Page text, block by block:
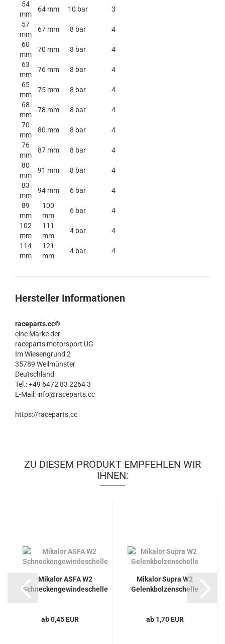
54
mm
64 mm 10 bar
3
57
mm
67 mm 8 bar
4
60
mm
70 mm 8 bar
4
63
mm
76 mm 8 bar
4
65
mm
75 mm 8 bar
4
68
mm
78 mm 8 bar
4
70
mm
80 mm 8 bar
4
76
mm
87 mm 8 bar
4
80
mm
91 mm 8 bar
4
83
mm
94 mm 6 bar
4
89
mm
100
mm
6 bar
4
102
mm
111
mm
4 bar
4
114
mm
121
mm
4 bar 4
Hersteller Informationen
raceparts.cc®
eine Marke der
raceparts motorsport UG
Im Wiesengrund 2
35789 Weilmünster
Deutschland
Tel.: +49 6472 83 2264 3
E-Mail: info@raceparts.cc
https://raceparts.cc
ZU DIESEM PRODUKT EMPFEHLEN WIR
IHNEN:
Mikalor ASFA W2
Schneckengewindeschelle
ab 0,45 EUR
Mikalor Supra W2
Gelenkbolzenschelle
ab 1,70 EUR